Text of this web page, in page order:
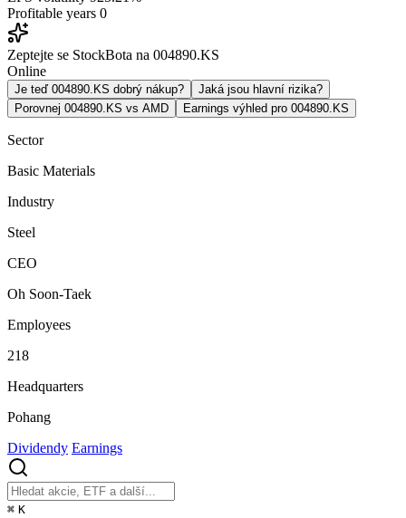
Profitable years 0
Zeptejte se StockBota na 004890.KS
Online
Je teď 004890.KS dobrý nákup?
Jaká jsou hlavní rizika?
Porovnej 004890.KS vs AMD
Earnings výhled pro 004890.KS
Sector
Basic Materials
Industry
Steel
CEO
Oh Soon-Taek
Employees
218
Headquarters
Pohang
Dividendy Earnings
⌘ K